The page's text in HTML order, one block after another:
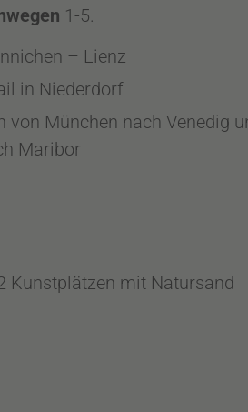
1-5.
– Lienz
in Niederdorf
von München nach Venedig
Maribor
Kunstplätzen mit Natursand